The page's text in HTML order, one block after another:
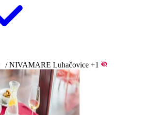
/ NIVAMARE Luhačovice +1